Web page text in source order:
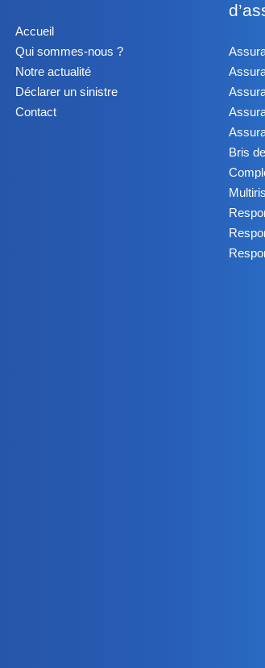
Accueil
Qui sommes-nous ?
Notre actualité
Déclarer un sinistre
Contact
Bris